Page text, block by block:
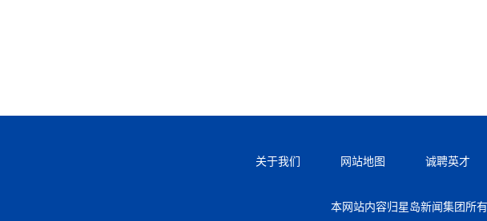
关于我们 网站地图 诚聘英才
本网站内容归星岛新闻集团所